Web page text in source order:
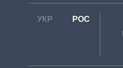
УКР РОС